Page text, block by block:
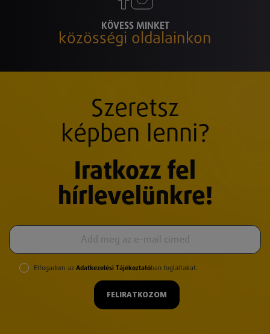
KÖVESS MINKET
közösségi oldalainkon
Szeretsz
képben lenni?
Iratkozz fel
hírlevelünkre!
Elfogadom az Adatkezelési Tájékoztatóban foglaltakat.
FELIRATKOZOM